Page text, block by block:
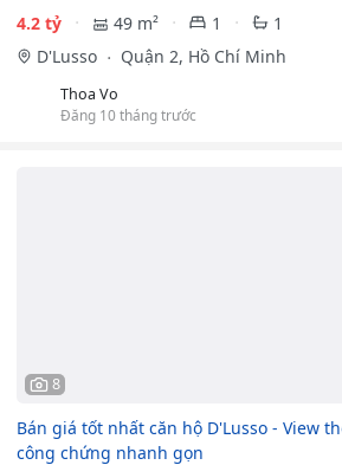
4.2 tỷ
49 m² 1
1
D'Lusso
Quận 2, Hồ Chí Minh
Thoa Vo
Đăng 10 tháng trước
8
Bán giá tốt nhất căn hộ D'Lusso - View
công chứng nhanh gọn